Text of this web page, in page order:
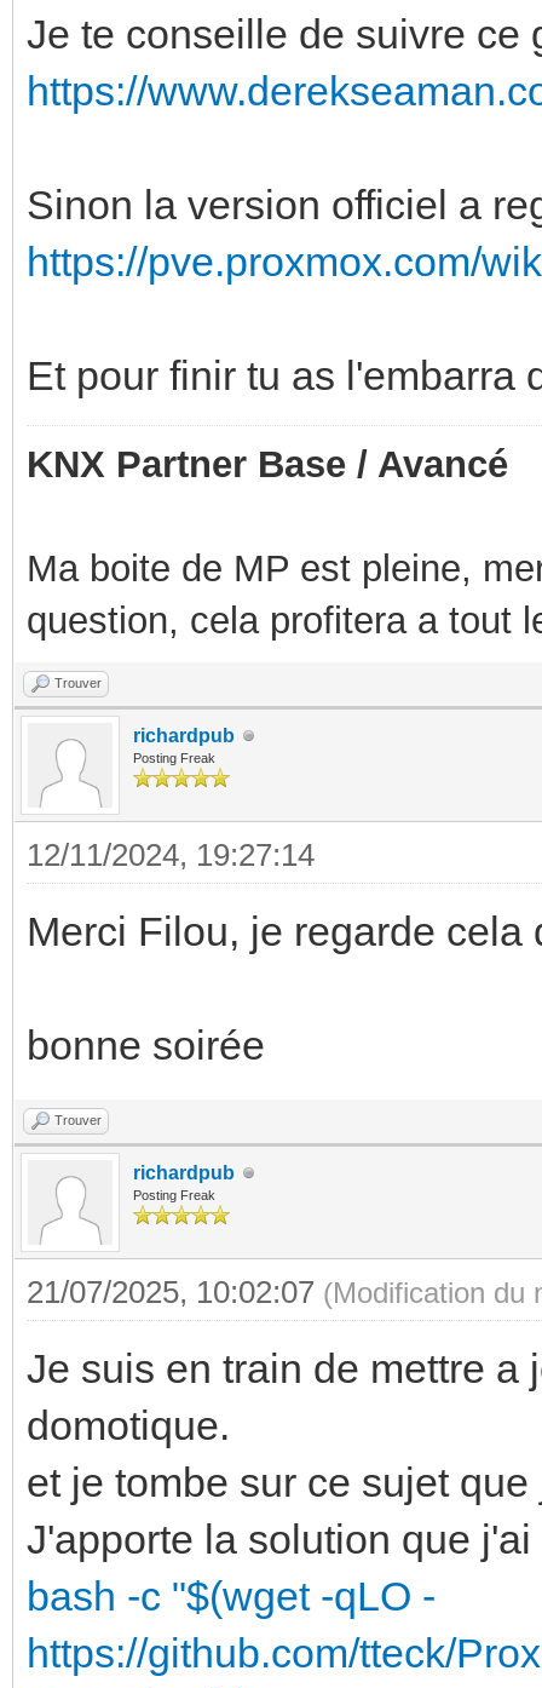
Je te conseille de suivre ce
https://
Sinon la version officiel a
https://pve.proxmox.com/
Et pour finir tu as l'embarra
KNX Partner Base / Avancé
Ma boite de MP est pleine,
question, cela profitera a tout
Trouver
richardpub
Posting Freak
12/11/2024, 19:27:14
Merci Filou, je regarde cela
bonne soirée
Trouver
richardpub
Posting Freak
21/07/2025, 10:02:07 (Modification du
Je suis en train de mettre a
domotique.
et je tombe sur ce sujet que
J'apporte la solution que
bash -c "$(wget -qLO -
https://github.com/tteck/